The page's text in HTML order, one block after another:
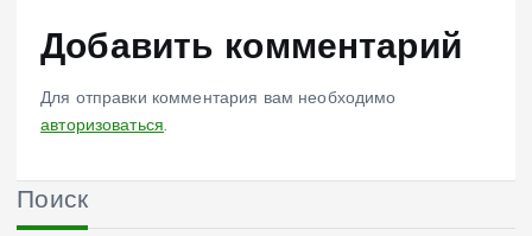
Добавить комментарий
Для отправки комментария вам необходимо
авторизоваться.
Поиск